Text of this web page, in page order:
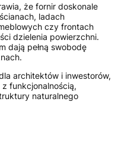
że fornir doskonale
ladach
czy frontach
dzielenia powierzchni.
dają pełną swobodę
architektów i inwestorów,
funkcjonalnością,
naturalnego